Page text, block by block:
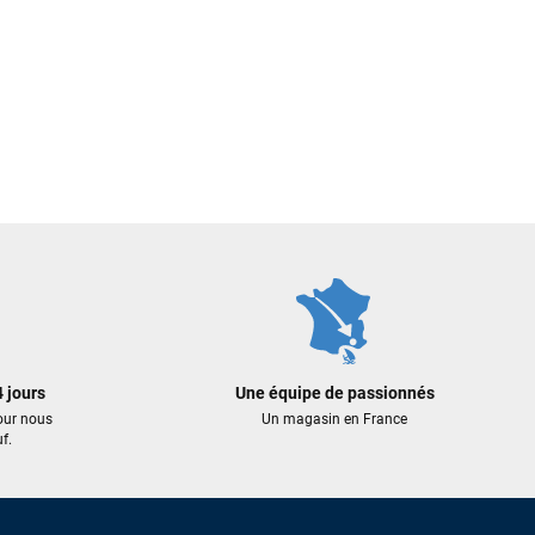
jours
nous
Une équipe de passionnés
Un magasin en France